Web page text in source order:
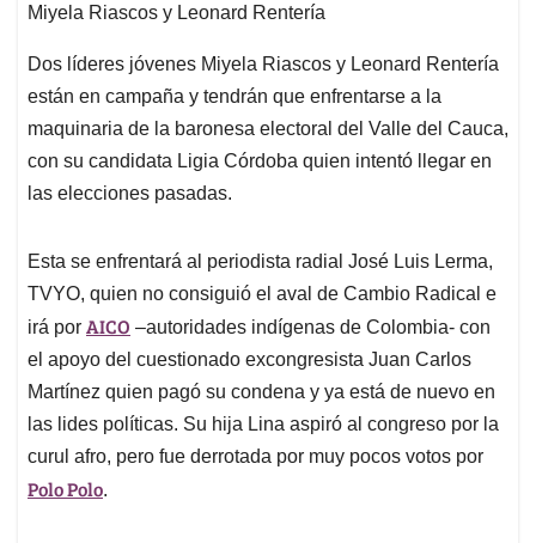
Miyela Riascos y Leonard Rentería
Dos líderes jóvenes Miyela Riascos y Leonard Rentería
están en campaña y tendrán que enfrentarse a la
maquinaria de la baronesa electoral del Valle del Cauca,
con su candidata Ligia Córdoba quien intentó llegar en
las elecciones pasadas.
Esta se enfrentará al periodista radial José Luis Lerma,
TVYO, quien no consiguió el aval de Cambio Radical e
irá por AICO –autoridades indígenas de Colombia- con
el apoyo del cuestionado excongresista Juan Carlos
Martínez quien pagó su condena y ya está de nuevo en
las lides políticas. Su hija Lina aspiró al congreso por la
curul afro, pero fue derrotada por muy pocos votos por
Polo Polo.